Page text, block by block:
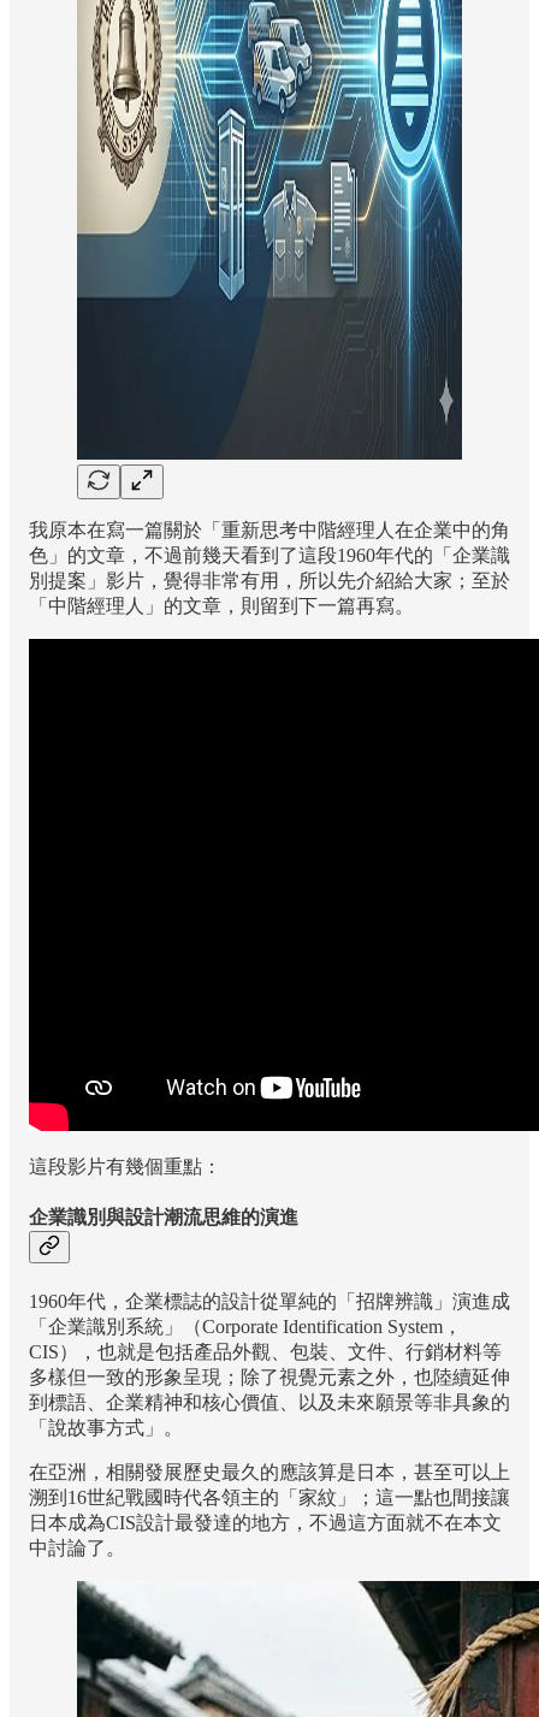
我原本在寫一篇關於「重新思考中階經理人在企業中的角
色」的文章，不過前幾天看到了這段1960年代的「企業識
別提案」影片，覺得非常有用，所以先介紹給大家；至於
「中階經理人」的文章，則留到下一篇再寫。
這段影片有幾個重點：
企業識別與設計潮流思維的演進
1960年代，企業標誌的設計從單純的「招牌辨識」演進成
「企業識別系統」（Corporate Identification System，
CIS），也就是包括產品外觀、包裝、文件、行銷材料等
多樣但一致的形象呈現；除了視覺元素之外，也陸續延伸
到標語、企業精神和核心價值、以及未來願景等非具象的
「說故事方式」。
在亞洲，相關發展歷史最久的應該算是日本，甚至可以上
溯到16世紀戰國時代各領主的「家紋」；這一點也間接讓
日本成為CIS設計最發達的地方，不過這方面就不在本文
中討論了。